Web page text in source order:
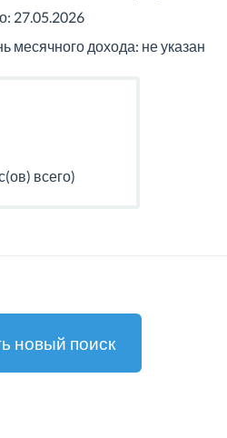
27.05.2026
месячного дохода: не указан
всего)
новый поиск